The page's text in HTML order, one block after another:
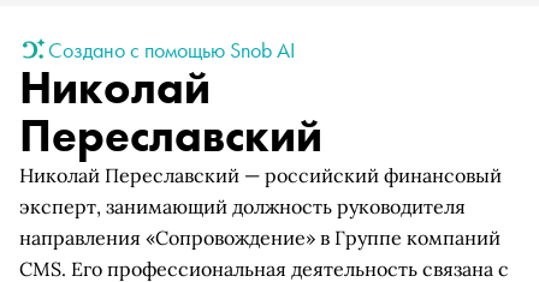
Создано с помощью Snob AI
Николай
Переславский
Николай Переславский — российский финансовый
эксперт, занимающий должность руководителя
направления «Сопровождение» в Группе компаний
CMS. Его профессиональная деятельность связана с